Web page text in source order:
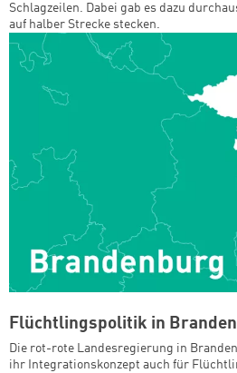
Schlagzeilen. Dabei gab es dazu
auf halber Strecke stecken.
Flüchtlingspolitik in
Die rot-rote Landesregierung in
ihr Integrationskonzept auch für